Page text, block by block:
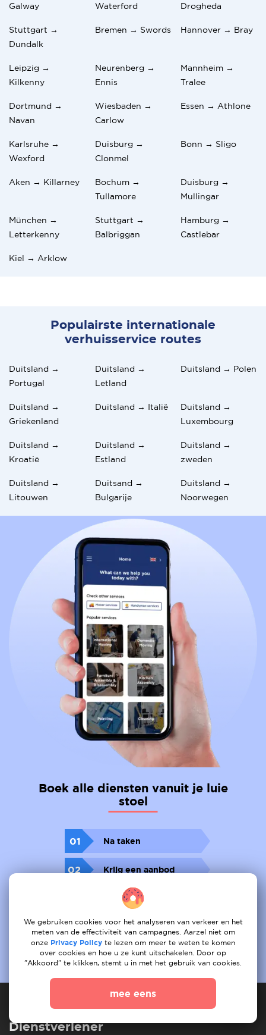
Galway
Waterford
Drogheda
Stuttgart →
Dundalk
Bremen → Swords Hannover → Bray
Leipzig →
Kilkenny
Neurenberg →
Ennis
Mannheim →
Tralee
Dortmund →
Navan
Wiesbaden →
Carlow
Essen → Athlone
Karlsruhe →
Wexford
Duisburg →
Clonmel
Bonn → Sligo
Aken → Killarney
Bochum →
Tullamore
Duisburg →
Mullingar
München →
Letterkenny
Stuttgart →
Balbriggan
Hamburg →
Castlebar
Kiel → Arklow
Populairste internationale
verhuisservice routes
Duitsland →
Portugal
Duitsland →
Letland
Duitsland → Polen
Duitsland →
Griekenland
Duitsland → Italië
Duitsland →
Luxembourg
Duitsland →
Kroatië
Duitsland →
Estland
Duitsland →
zweden
Duitsland →
Litouwen
Duitsand →
Bulgarije
Duitsland →
Noorwegen
Boek alle diensten vanuit je luie
stoel
01 Na taken
02 Krijg een aanbod
Boek
Dienstverlener
We gebruiken cookies voor het analyseren van verkeer en het
meten van de effectiviteit van campagnes. Aarzel niet om
onze Privacy Policy te lezen om meer te weten te komen
over cookies en hoe u ze kunt uitschakelen. Door op
"Akkoord" te klikken, stemt u in met het gebruik van cookies.
mee eens